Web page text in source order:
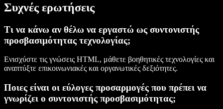
Συχνές ερωτήσεις
Τι να κάνω αν θέλω να εργαστώ ως συντονιστής
προσβασιμότητας τεχνολογίας;
Ενισχύστε τις γνώσεις HTML, μάθετε βοηθητικές τεχνολογίες και
αναπτύξτε επικοινωνιακές και οργανωτικές δεξιότητες.
Ποιες είναι οι εύλογες προσαρμογές που πρέπει να
γνωρίζει ο συντονιστής προσβασιμότητας;